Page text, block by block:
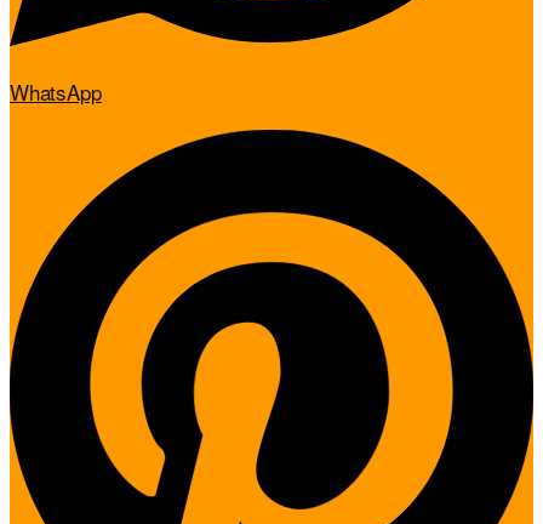
WhatsApp